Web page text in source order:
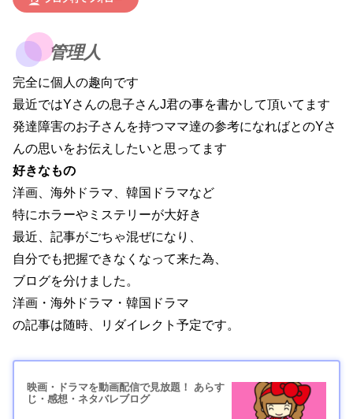
管理人
完全に個人の趣向です
最近ではYさんの息子さんJ君の事を書かして頂いてます
発達障害のお子さんを持つママ達の参考になればとのYさ
んの思いをお伝えしたいと思ってます
好きなもの
洋画、海外ドラマ、韓国ドラマなど
特にホラーやミステリーが大好き
最近、記事がごちゃ混ぜになり、
自分でも把握できなくなって来た為、
ブログを分けました。
洋画・海外ドラマ・韓国ドラマ
の記事は随時、リダイレクト予定です。
映画・ドラマを動画配信で見放題！ あらす
じ・感想・ネタバレブログ